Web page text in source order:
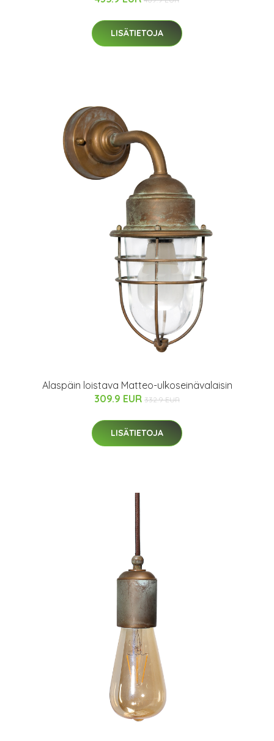
LISÄTIETOJA
Alaspäin loistava Matteo-ulkoseinävalaisin
309.9 EUR 332.9 EUR
LISÄTIETOJA